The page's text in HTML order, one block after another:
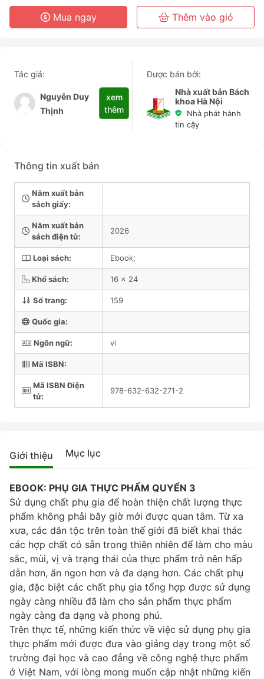
3 Năm
Mua ngay Thêm vào giỏ
Tác giả:
Nguyễn Duy
Thịnh
xem
thêm
Được bán bởi:
Nhà xuất bản Bách
khoa Hà Nội
Nhà phát hành
tin cậy
Thông tin xuất bản
Năm xuất bản
sách giấy:
Năm xuất bản
sách điện tử:
2026
Loại sách: Ebook;
Khổ sách: 16 x 24
Số trang: 159
Quốc gia:
Ngôn ngữ: vi
Mã ISBN:
Mã ISBN Điện
tử:
978-632-632-271-2
Giới thiệu Mục lục
EBOOK: PHỤ GIA THỰC PHẨM QUYỂN 3
Sử dụng chất phụ gia để hoàn thiện chất lượng thực
phẩm không phải bây giờ mới được quan tâm. Từ xa
xưa, các dân tộc trên toàn thế giới đã biết khai thác
các hợp chất có sẵn trong thiên nhiên để làm cho màu
sắc, mùi, vị và trạng thái của thực phẩm trở nên hấp
dẫn hơn, ăn ngon hơn và đa dạng hơn. Các chất phụ
gia, đặc biệt các chất phụ gia tổng hợp được sử dụng
ngày càng nhiều đã làm cho sản phẩm thực phẩm
ngày càng đa dạng và phong phú.
Trên thực tế, những kiến thức về việc sử dụng phụ gia
thực phẩm mới được đưa vào giảng dạy trong một số
trường đại học và cao đẳng về công nghệ thực phẩm
ở Việt Nam, với lòng mong muốn cập nhật những kiến